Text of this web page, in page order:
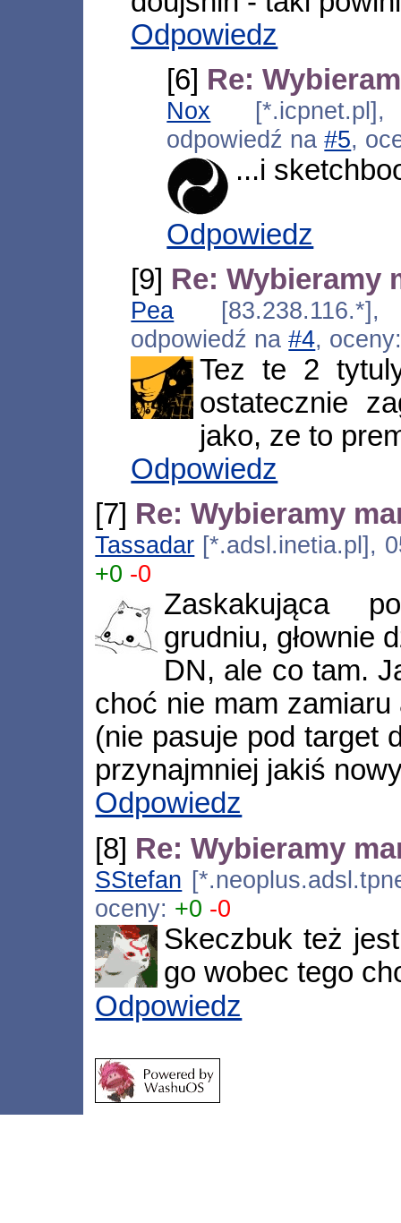
Odpowiedz
[6] Re:
Nox [*.icpnet.pl],
odpowiedź na#5,
...i
Odpowiedz
[9] Re: Wybieramy
Pea [83.238.116.*],
odpowiedź na#4,
Tez te 2
ostatecznie
jako, ze to
Odpowiedz
[7] Re: Wybieramy
Tassadar [*.adsl.inetia.pl],
+0 -0
Zaskakująca
grudniu, głownie
DN, ale co tam.
choć nie mam
(nie pasuje pod target
przynajmniej jakiś
Odpowiedz
[8] Re: Wybieramy
SStefan
oceny: +0 -0
Skeczbuk też
go wobec tego
Odpowiedz